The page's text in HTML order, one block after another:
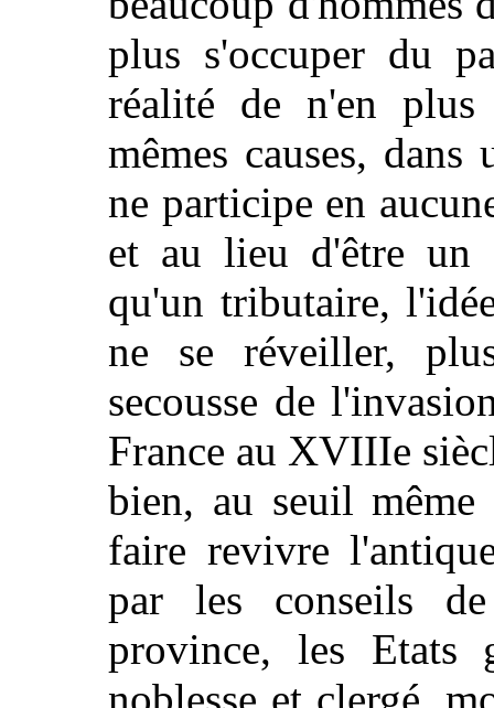
plus s'occuper du
réalité de n'en
mêmes causes,
ne participe en
et au lieu d'être un
qu'un tributaire,
ne se réveiller,
secousse de
France au XVIIIe
bien, au seuil
faire revivre
par les conseils
province, les Etats